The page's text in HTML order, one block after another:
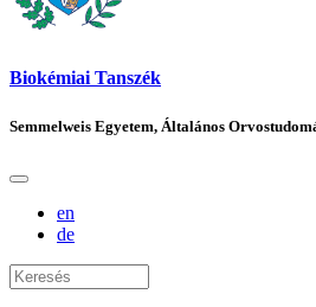
Biokémiai Tanszék
Semmelweis Egyetem, Általános
en
de